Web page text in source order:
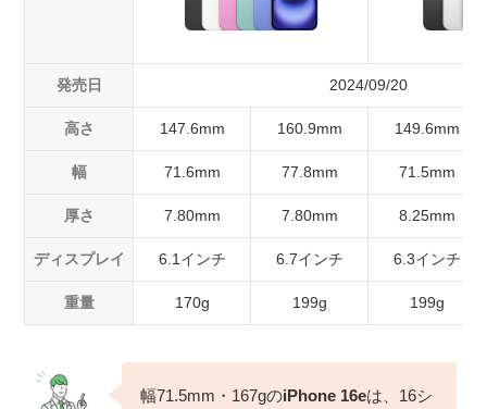
発売日 2024/09/20
高さ 147.6mm 160.9mm 149.6mm
幅 71.6mm 77.8mm 71.5mm
厚さ 7.80mm 7.80mm 8.25mm
ディスプレイ 6.1インチ 6.7インチ 6.3インチ
重量 170g 199g 199g
幅71.5mm・167gのiPhone 16eは、16シ